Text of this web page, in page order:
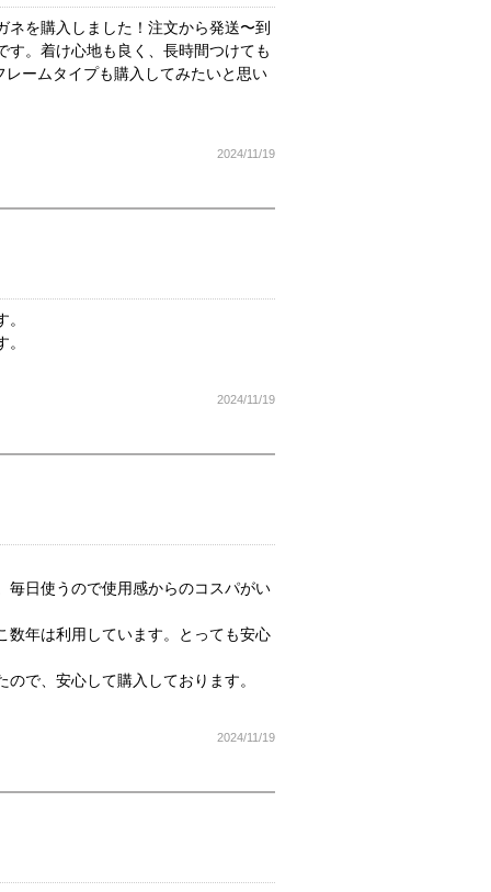
を購入しました！注文から発送〜到
。着け心地も良く、長時間つけても
ームタイプも購入してみたいと思い
2024/11/19
2024/11/19
毎日使うので使用感からのコスパがい
数年は利用しています。とっても安心
で、安心して購入しております。
2024/11/19